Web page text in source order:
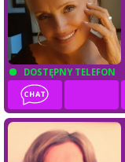
DOSTĘPNY TELEFON